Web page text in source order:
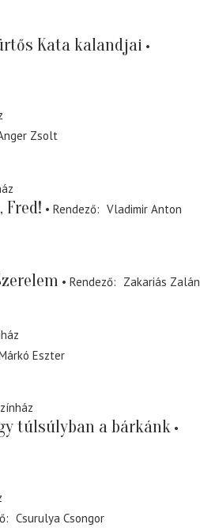
Kata kalandjai
Zsolt
Fred! Rendező
Vladimir Anton
Rendező
Zakariás Zalán
Eszter
túlsúlyban a bárkánk
Csurulya Csongor